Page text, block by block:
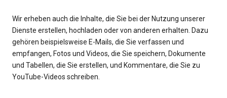
Wir erheben auch die Inhalte, die Sie bei der Nutzung unserer
Dienste erstellen, hochladen oder von anderen erhalten. Dazu
gehören beispielsweise E-Mails, die Sie verfassen und
empfangen, Fotos und Videos, die Sie speichern, Dokumente
und Tabellen, die Sie erstellen, und Kommentare, die Sie zu
YouTube-Videos schreiben.